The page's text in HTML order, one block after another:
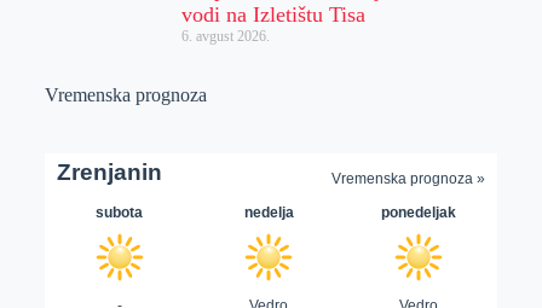
vodi na Izletištu Tisa
6. avgust 2026.
Vremenska prognoza